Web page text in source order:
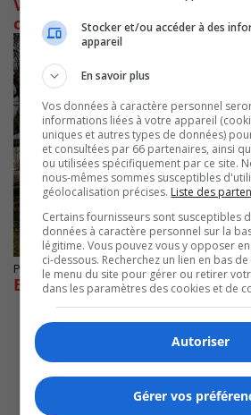
Varennes : un « mirage
certains candidats
Publié le 26 mai 2021 à 14h00
Boucherville fait le bilan de
Stocker et/ou accéder à des
appareil
En savoir plus
Vos données à caractère personnel
informations liées à votre appareil
uniques et autres types de données)
et consultées par 66 partenaires, ainsi
ou utilisées spécifiquement par ce site.
nous-mêmes sommes susceptibles
géolocalisation précises. Liste des
Certains fournisseurs sont susceptibles
données à caractère personnel sur la
légitime. Vous pouvez vous y opposer
ci-dessous. Recherchez un lien en bas
le menu du site pour gérer ou retirer
dans les paramètres des cookies et de
Autoriser
Gérer vos